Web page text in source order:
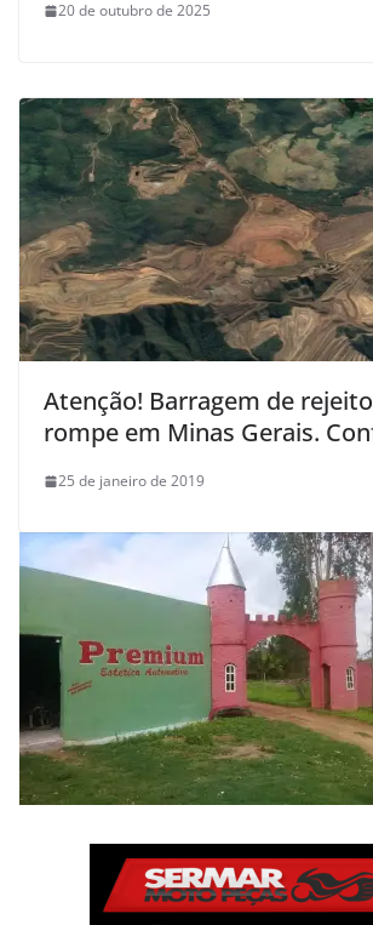
20 de outubro de 2025
Atenção! Barragem de
rompe em Minas Gerais.
25 de janeiro de 2019